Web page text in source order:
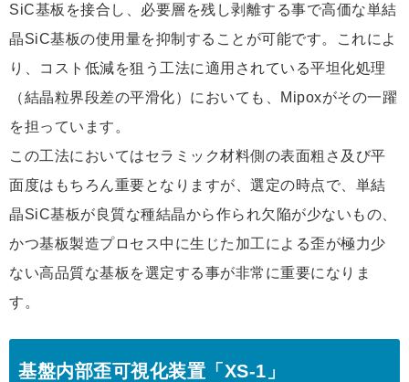
SiC基板を接合し、必要層を残し剥離する事で高価な単結
晶SiC基板の使用量を抑制することが可能です。これによ
り、コスト低減を狙う工法に適用されている平坦化処理
（結晶粒界段差の平滑化）においても、Mipoxがその一躍
を担っています。
この工法においてはセラミック材料側の表面粗さ及び平
面度はもちろん重要となりますが、選定の時点で、単結
晶SiC基板が良質な種結晶から作られ欠陥が少ないもの、
かつ基板製造プロセス中に生じた加工による歪が極力少
ない高品質な基板を選定する事が非常に重要になりま
す。
基盤内部歪可視化装置「XS-1」